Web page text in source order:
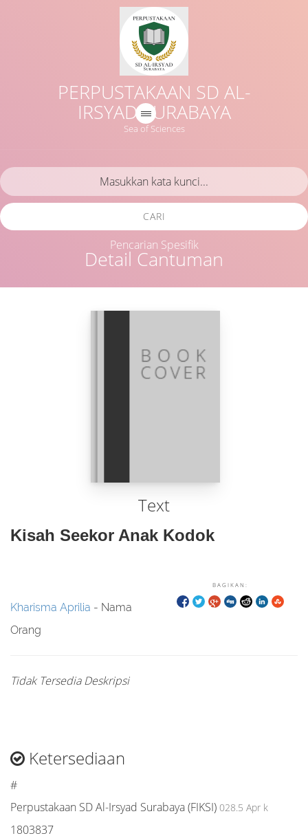
PERPUSTAKAAN SD AL-
IRSYAD SURABAYA
Sea of Sciences
Detail Cantuman
CARI
Pencarian Spesifik
Text
Kisah Seekor Anak Kodok
BAGIKAN:
Kharisma Aprilia - Nama
Orang
Tidak Tersedia Deskripsi
Ketersediaan
#
Perpustakaan SD Al-Irsyad Surabaya (FIKSI) 028.5 Apr k
1803837